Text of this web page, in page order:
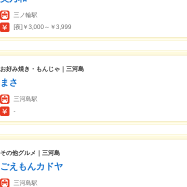
三ノ輪駅
[夜]￥3,000～￥3,999
お好み焼き・もんじゃ｜三河島
まさ
三河島駅
-
その他グルメ｜三河島
ごえもんカドヤ
三河島駅